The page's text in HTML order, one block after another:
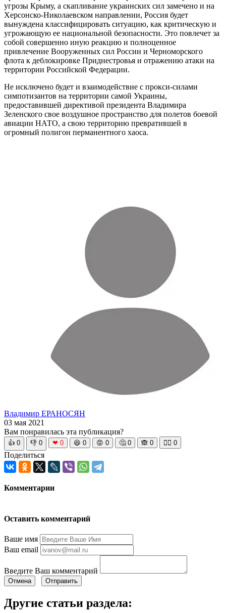
угрозы Крыму, а скапливание украинских сил замечено и на
Херсонско-Николаевском направлении, Россия будет
вынуждена классифицировать ситуацию, как критическую и
угрожающую ее национальной безопасности. Это повлечет за
собой совершенно иную реакцию и полноценное
привлечение Вооруженных сил России и Черноморского
флота к деблокировке Приднестровья и отражению атаки на
территории Российской Федерации.
Не исключено будет и взаимодействие с прокси-силами
симпотизантов на территории самой Украины,
предоставившей директивой президента Владимира
Зеленского свое воздушное пространство для полетов боевой
авиации НАТО, а свою территорию превратившей в
огромный полигон перманентного хаоса.
Владимир ЕРАНОСЯН
03 мая 2021
Вам понравилась эта публикация?
👍 0 👎 0 ❤ 0 😆 0 😡 0 🤔 0 🙈 0 🧘‍♀️ 0
Поделиться
Комментарии
Оставить комментарий
Ваше имя
Ваш email
Введите Ваш комментарий
Отмена Отправить
Другие статьи раздела: